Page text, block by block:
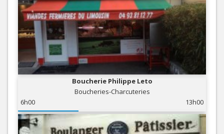
Boucherie Philippe Leto
Boucheries-Charcuteries
6h00
13h00